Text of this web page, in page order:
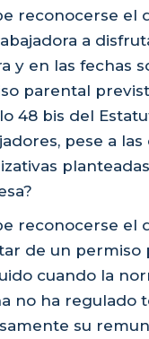
reconocerse el
a
y en las fechas
parental
48 bis del
pese a
reconocerse el
de un permiso
cuando la
no ha regulado
su